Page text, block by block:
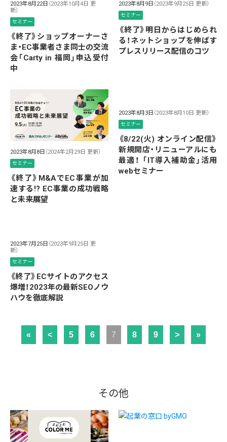
2023年8月22日 （2023年10月4日 更
新）
セミナー
《終了》ショップオーナーさ
ま・EC事業者さま同士の交流
会「Carty in 福岡」申込受付
中
2023年8月9日 （2023年9月25日 更新）
セミナー
《終了》明日からはじめられ
る！ネットショップを伸ばす
プレスリリース配信のコツ
2023年8月8日 （2024年2月29日 更新）
セミナー
《終了》M&AでEC事業が加
速する!? EC事業の成功戦略
と未来展望
2023年8月3日 （2023年8月10日 更新）
セミナー
《8/22(火) オンライン配信》
新規開店・リニューアルにも
最適！ 「IT導入補助金」活用
webセミナー
2023年7月25日 （2023年9月25日 更
新）
セミナー
《終了》ECサイトのアクセス
爆増！2023年の最新SEOノウ
ハウを徹底解説
« < 5 6 7 8 9 > »
その他